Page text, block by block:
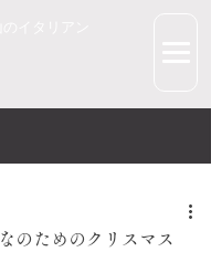
のためのクリスマス